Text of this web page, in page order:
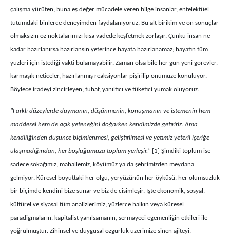
çalışma yürüten; buna eş değer mücadele veren bilge insanlar, entelektüel
tutumdaki binlerce deneyimden faydalanıyoruz. Bu alt birikim ve ön sonuçlar
olmaksızın öz noktalarımızı kısa vadede keşfetmek zorlaşır. Çünkü insan ne
kadar hazırlanırsa hazırlansın yeterince hayata hazırlanamaz; hayatın tüm
yüzleri için istediği vakti bulamayabilir. Zaman olsa bile her gün yeni görevler,
karmaşık neticeler, hazırlanmış reaksiyonlar pişirilip önümüze konuluyor.
Böylece iradeyi zincirleyen; tuhaf, yanıltıcı ve tüketici yumak oluyoruz.
"Farklı düzeylerde duymanın, düşünmenin, konuşmanın ve istemenin hem
maddesel hem de açık yeteneğini doğarken kendimizde getiririz. Ama
kendiliğinden düşünce biçimlenmesi, geliştirilmesi ve yetimiz yeterli içeriğe
ulaşmadığından, her boşluğumuza toplum yerleşir." [1] Şimdiki toplum ise
sadece sokağımız, mahallemiz, köyümüz ya da şehrimizden meydana
gelmiyor. Küresel boyuttaki her olgu, yeryüzünün her öyküsü, her olumsuzluk
bir biçimde kendini bize sunar ve biz de cisimleşir. İşte ekonomik, sosyal,
kültürel ve siyasal tüm analizlerimiz; yüzlerce halkın veya küresel
paradigmaların, kapitalist yanılsamanın, sermayeci egemenliğin etkileri ile
yoğrulmuştur. Zihinsel ve duygusal özgürlük üzerimize sinen ajiteyi,